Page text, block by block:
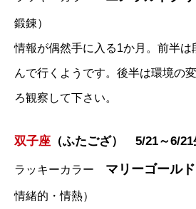
鍛錬）
情報が偶然手に入る1か月。前半は
んで行くようです。後半は環境の
ろ観察して下さい。
双子座 （ふたござ） 5/21～6/21
ラッキーカラー マリーゴール
情緒的・情熱）